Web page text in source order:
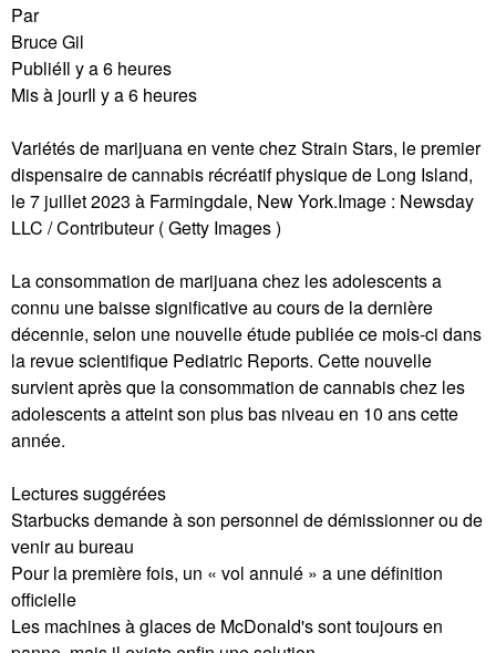
Par
Bruce Gil
PubliéIl y a 6 heures
Mis à jourIl y a 6 heures
Variétés de marijuana en vente chez Strain Stars, le premier
dispensaire de cannabis récréatif physique de Long Island,
le 7 juillet 2023 à Farmingdale, New York.Image : Newsday
LLC / Contributeur ( Getty Images )
La consommation de marijuana chez les adolescents a
connu une baisse significative au cours de la dernière
décennie, selon une nouvelle étude publiée ce mois-ci dans
la revue scientifique Pediatric Reports. Cette nouvelle
survient après que la consommation de cannabis chez les
adolescents a atteint son plus bas niveau en 10 ans cette
année.
Lectures suggérées
Starbucks demande à son personnel de démissionner ou de
venir au bureau
Pour la première fois, un « vol annulé » a une définition
officielle
Les machines à glaces de McDonald's sont toujours en